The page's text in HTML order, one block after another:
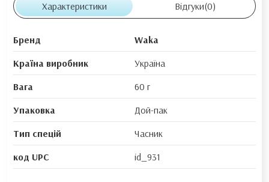
Характеристики Відгуки(0)
Бренд
Waka
Країна виробник
Україна
Вага
60 г
Упаковка
Дой-пак
Тип спецій
Часник
код UPC
id_931